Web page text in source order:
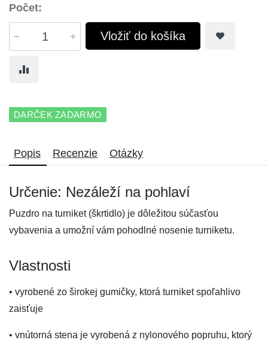
Počet:
Vložiť do košíka
DARČEK ZADARMO
Popis Recenzie Otázky
Určenie: Nezáleží na pohlaví
Puzdro na turniket (škrtidlo) je dôležitou súčasťou
vybavenia a umožní vám pohodlné nosenie turniketu.
Vlastnosti
• vyrobené zo širokej gumičky, ktorá turniket spoľahlivo
zaisťuje
• vnútorná stena je vyrobená z nylonového popruhu, ktorý